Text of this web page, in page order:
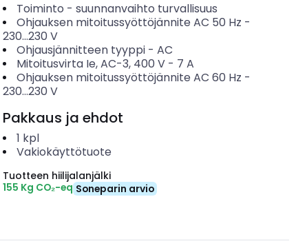
Toiminto - suunnanvaihto turvallisuus
Ohjauksen mitoitussyöttöjännite AC 50 Hz -
230...230 V
Ohjausjännitteen tyyppi- AC
Mitoitusvirta Ie, AC-3, 400 V- 7 A
Ohjauksen mitoitussyöttöjännite AC 60 Hz -
230...230 V
Pakkaus ja ehdot
1 kpl
Vakiokäyttötuote
Tuotteen hiilijalanjälki
155 Kg CO₂-eq Soneparin arvio